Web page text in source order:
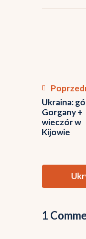
Ukraina:
Gorgany +
wieczór w
Kijowie
1